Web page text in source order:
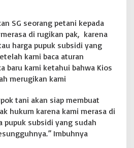
SG seorang petani kepada
di rugikan pak, karena
harga pupuk subsidi yang
kami baca aturan
baru kami ketahui bahwa Kios
merugikan kami
tani akan siap membuat
hukum karena kami merasa di
pupuk subsidi yang sudah
Imbuhnya